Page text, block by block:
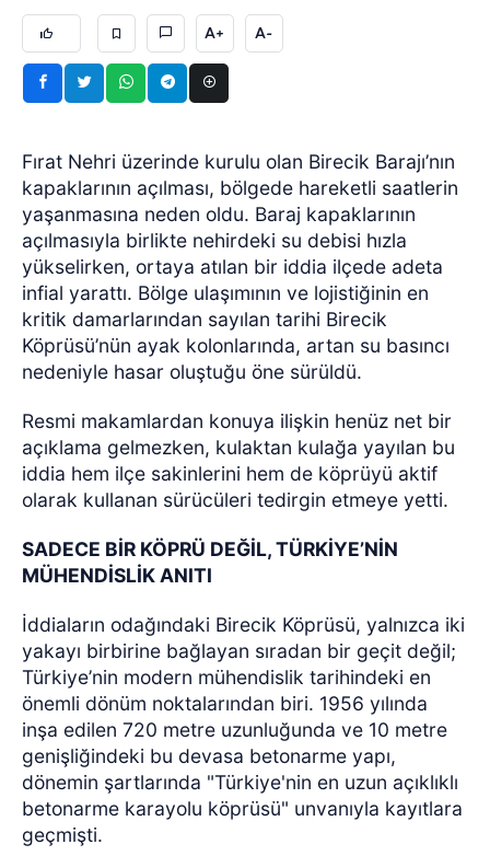
A+ A-
Fırat Nehri üzerinde kurulu olan Birecik Barajı’nın
kapaklarının açılması, bölgede hareketli saatlerin
yaşanmasına neden oldu. Baraj kapaklarının
açılmasıyla birlikte nehirdeki su debisi hızla
yükselirken, ortaya atılan bir iddia ilçede adeta
infial yarattı. Bölge ulaşımının ve lojistiğinin en
kritik damarlarından sayılan tarihi Birecik
Köprüsü’nün ayak kolonlarında, artan su basıncı
nedeniyle hasar oluştuğu öne sürüldü.
Resmi makamlardan konuya ilişkin henüz net bir
açıklama gelmezken, kulaktan kulağa yayılan bu
iddia hem ilçe sakinlerini hem de köprüyü aktif
olarak kullanan sürücüleri tedirgin etmeye yetti.
SADECE BİR KÖPRÜ DEĞİL, TÜRKİYE’NİN
MÜHENDİSLİK ANITI
İddiaların odağındaki Birecik Köprüsü, yalnızca iki
yakayı birbirine bağlayan sıradan bir geçit değil;
Türkiye’nin modern mühendislik tarihindeki en
önemli dönüm noktalarından biri. 1956 yılında
inşa edilen 720 metre uzunluğunda ve 10 metre
genişliğindeki bu devasa betonarme yapı,
dönemin şartlarında "Türkiye'nin en uzun açıklıklı
betonarme karayolu köprüsü" unvanıyla kayıtlara
geçmişti.